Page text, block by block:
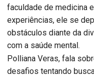
faculdade de medicina
experiências, ele se
obstáculos diante da
com a saúde mental.
Polliana Veras, fala
desafios tentando